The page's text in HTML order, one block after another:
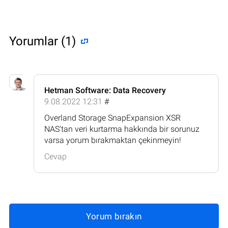
Yorumlar (1)
Hetman Software: Data Recovery
9.08.2022 12:31 #
Overland Storage SnapExpansion XSR
NAS'tan veri kurtarma hakkında bir sorunuz
varsa yorum bırakmaktan çekinmeyin!
Cevap
Yorum bırakın